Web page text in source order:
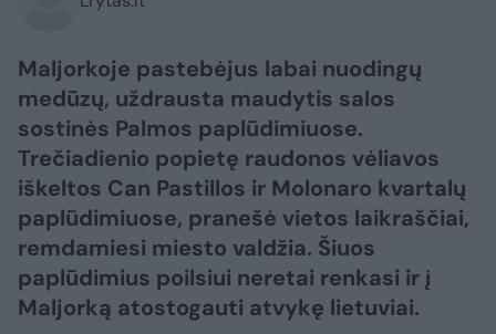
Maljorkoje pastebėjus labai nuodingų
medūzų, uždrausta maudytis salos
sostinės Palmos paplūdimiuose.
Trečiadienio popietę raudonos vėliavos
iškeltos Can Pastillos ir Molonaro kvartalų
paplūdimiuose, pranešė vietos laikraščiai,
remdamiesi miesto valdžia. Šiuos
paplūdimius poilsiui neretai renkasi ir į
Maljorką atostogauti atvykę lietuviai.